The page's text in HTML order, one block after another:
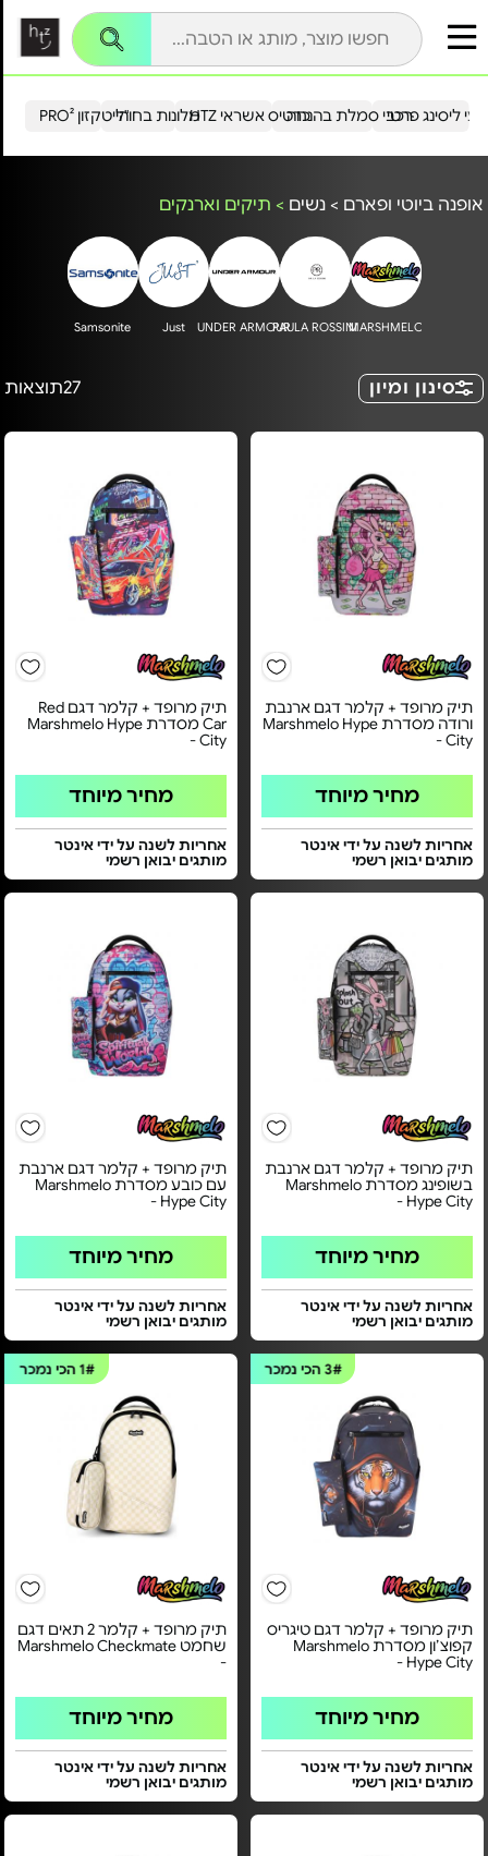
הייטקזון PRO²מלונות בחו"ל כרטיס אשראי HTZ ליסינג פרטירכבי סמלת בהנחה
אופנה ביוטי ופארם > נשים > תיקים וארנקים
MARSHMELO
PAULA ROSSINI
UNDER ARMOUR
Just
Samsonite
סינון ומיון 27תוצאות
תיק מרופד + קלמר דגם ארנבת
ורודה מסדרת Marshmelo Hype
City -
מחיר מיוחד
אחריות לשנה על ידי אינטר
מותגים יבואן רשמי
תיק מרופד + קלמר דגם Red
Car מסדרת Marshmelo Hype
City -
מחיר מיוחד
אחריות לשנה על ידי אינטר
מותגים יבואן רשמי
תיק מרופד + קלמר דגם ארנבת
בשופינג מסדרת Marshmelo
Hype City -
מחיר מיוחד
אחריות לשנה על ידי אינטר
מותגים יבואן רשמי
תיק מרופד + קלמר דגם ארנבת
עם כובע מסדרת Marshmelo
Hype City -
מחיר מיוחד
אחריות לשנה על ידי אינטר
מותגים יבואן רשמי
3# הכי נמכר
תיק מרופד + קלמר דגם טיגריס
קפוצ׳ון מסדרת Marshmelo
Hype City -
מחיר מיוחד
אחריות לשנה על ידי אינטר
מותגים יבואן רשמי
1# הכי נמכר
תיק מרופד + קלמר 2 תאים דגם
שחמט Marshmelo Checkmate
-
מחיר מיוחד
אחריות לשנה על ידי אינטר
מותגים יבואן רשמי